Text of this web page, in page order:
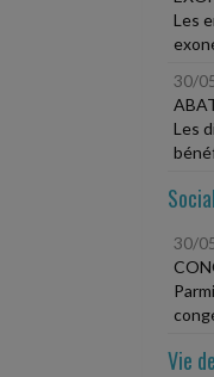
Les
30/
Les
Social
30/
Vie